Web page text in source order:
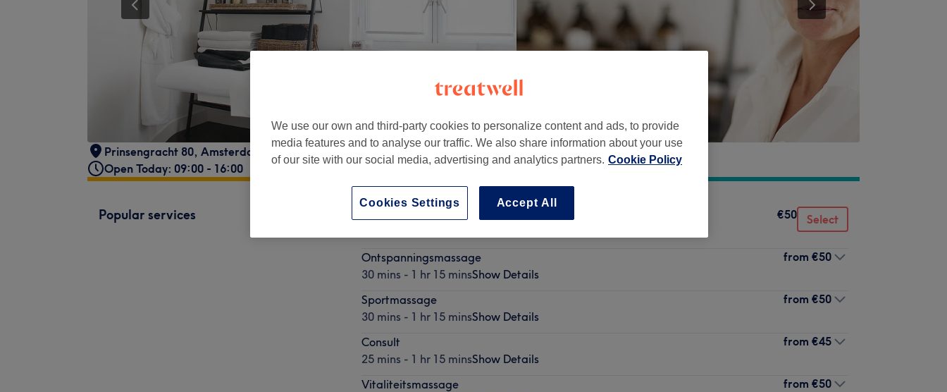
Prinsengracht 80, Amsterdam
1015DX
Open Today: 09:00 - 16:00
Popular services €50 Select
Ontspanningsmassage
30 mins - 1 hr 15 minsShow Details
from €50
Sportmassage
30 mins - 1 hr 15 minsShow Details
from €50
Consult
25 mins - 1 hr 15 minsShow Details
from €45
Vitaliteitsmassage
from €50
We use our own and third-party cookies to personalize content and ads, to provide
media features and to analyse our traffic. We also share information about your use
of our site with our social media, advertising and analytics partners. Cookie Policy
Accept All
Cookies Settings